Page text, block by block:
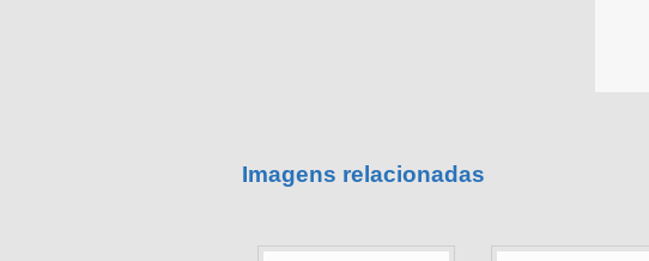
Imagens relacionadas